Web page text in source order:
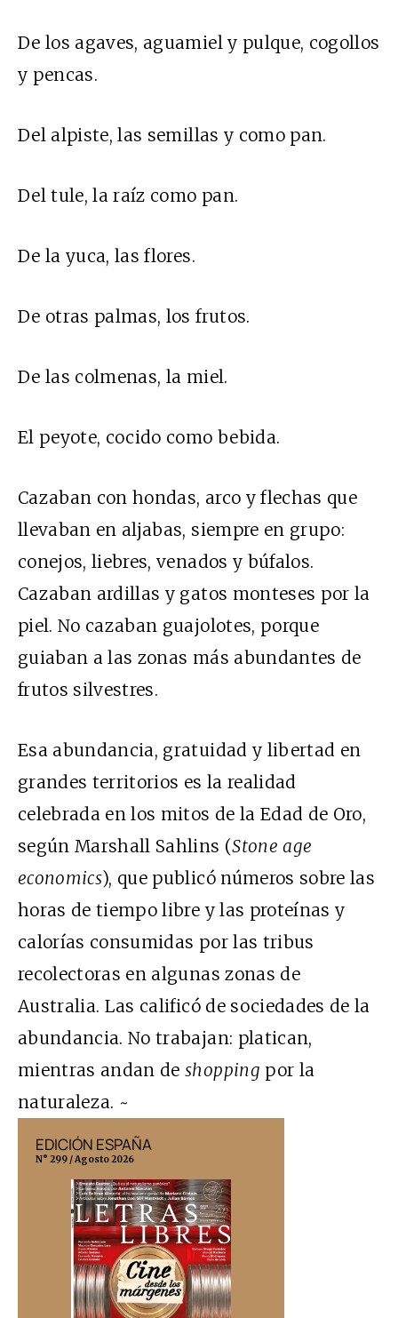
De los agaves, aguamiel y pulque, cogollos
y pencas.
Del alpiste, las semillas y como pan.
Del tule, la raíz como pan.
De la yuca, las flores.
De otras palmas, los frutos.
De las colmenas, la miel.
El peyote, cocido como bebida.
Cazaban con hondas, arco y flechas que
llevaban en aljabas, siempre en grupo:
conejos, liebres, venados y búfalos.
Cazaban ardillas y gatos monteses por la
piel. No cazaban guajolotes, porque
guiaban a las zonas más abundantes de
frutos silvestres.
Esa abundancia, gratuidad y libertad en
grandes territorios es la realidad
celebrada en los mitos de la Edad de Oro,
según Marshall Sahlins (Stone age
economics), que publicó números sobre las
horas de tiempo libre y las proteínas y
calorías consumidas por las tribus
recolectoras en algunas zonas de
Australia. Las calificó de sociedades de la
abundancia. No trabajan: platican,
mientras andan deshopping por la
naturaleza. ~
EDICIÓN ESPAÑA
N° 299 / Agosto 2026